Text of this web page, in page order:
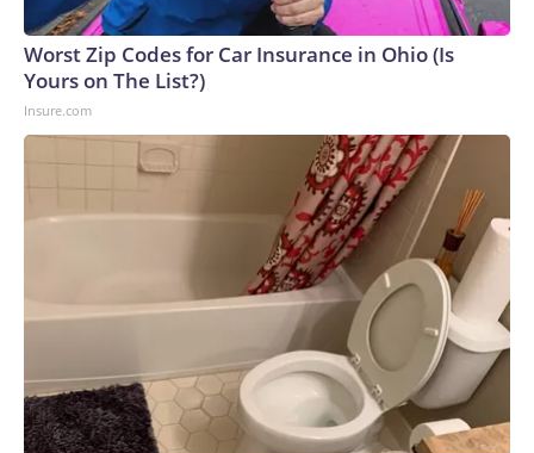
Worst Zip Codes for Car Insurance in Ohio (Is
Yours on The List?)
Insure.com